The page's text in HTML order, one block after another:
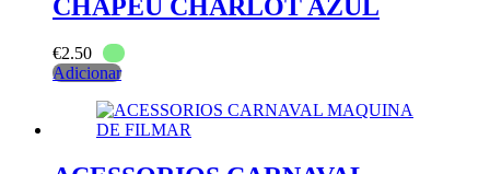
CHAPEU CHARLOT AZUL
€2.50
Adicionar